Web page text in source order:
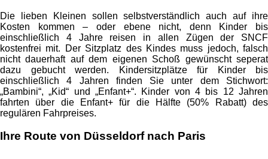
Die lieben Kleinen sollen selbstverständlich auch auf ihre
Kosten kommen – oder ebene nicht, denn Kinder bis
einschließlich 4 Jahre reisen in allen Zügen der SNCF
kostenfrei mit. Der Sitzplatz des Kindes muss jedoch, falsch
nicht dauerhaft auf dem eigenen Schoß gewünscht seperat
dazu gebucht werden. Kindersitzplätze für Kinder bis
einschließlich 4 Jahren finden Sie unter dem Stichwort:
„Bambini“, „Kid“ und „Enfant+“. Kinder von 4 bis 12 Jahren
fahrten über die Enfant+ für die Hälfte (50% Rabatt) des
regulären Fahrpreises.
Ihre Route von Düsseldorf nach Paris